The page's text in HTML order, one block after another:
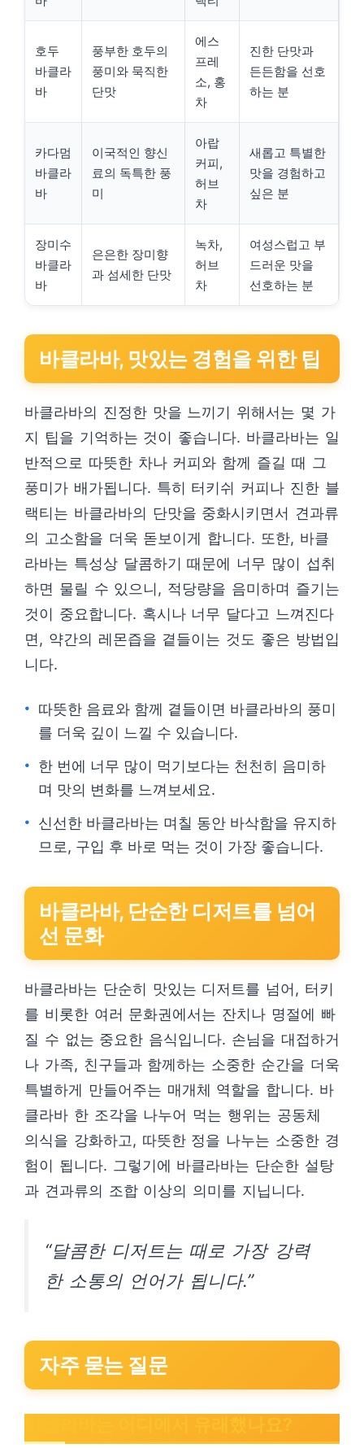
호두
바클라
바
풍부한 호두의
풍미와 묵직한
단맛
에스
프레
소, 홍
차
진한 단맛과
든든함을 선호
하는 분
카다멈
바클라
바
이국적인 향신
료의 독특한 풍
미
아랍
커피,
허브
차
새롭고 특별한
맛을 경험하고
싶은 분
장미수
바클라
바
은은한 장미향
과 섬세한 단맛
녹차,
허브
차
여성스럽고 부
드러운 맛을
선호하는 분
바클라바, 맛있는 경험을 위한 팁
바클라바의 진정한 맛을 느끼기 위해서는 몇 가
지 팁을 기억하는 것이 좋습니다. 바클라바는 일
반적으로 따뜻한 차나 커피와 함께 즐길 때 그
풍미가 배가됩니다. 특히 터키쉬 커피나 진한 블
랙티는 바클라바의 단맛을 중화시키면서 견과류
의 고소함을 더욱 돋보이게 합니다. 또한, 바클
라바는 특성상 달콤하기 때문에 너무 많이 섭취
하면 물릴 수 있으니, 적당량을 음미하며 즐기는
것이 중요합니다. 혹시나 너무 달다고 느껴진다
면, 약간의 레몬즙을 곁들이는 것도 좋은 방법입
니다.
따뜻한 음료와 함께 곁들이면 바클라바의 풍미
를 더욱 깊이 느낄 수 있습니다.
한 번에 너무 많이 먹기보다는 천천히 음미하
며 맛의 변화를 느껴보세요.
신선한 바클라바는 며칠 동안 바삭함을 유지하
므로, 구입 후 바로 먹는 것이 가장 좋습니다.
바클라바, 단순한 디저트를 넘어
선 문화
바클라바는 단순히 맛있는 디저트를 넘어, 터키
를 비롯한 여러 문화권에서는 잔치나 명절에 빠
질 수 없는 중요한 음식입니다. 손님을 대접하거
나 가족, 친구들과 함께하는 소중한 순간을 더욱
특별하게 만들어주는 매개체 역할을 합니다. 바
클라바 한 조각을 나누어 먹는 행위는 공동체
의식을 강화하고, 따뜻한 정을 나누는 소중한 경
험이 됩니다. 그렇기에 바클라바는 단순한 설탕
과 견과류의 조합 이상의 의미를 지닙니다.
“달콤한 디저트는 때로 가장 강력
한 소통의 언어가 됩니다.”
자주 묻는 질문